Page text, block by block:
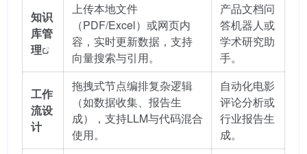
知识
库管
理
上传本地文件
（PDF/Excel）或网页内
容，实时更新数据，支持
向量搜索与引用。
产品文档问
答机器人或
学术研究助
手。
工作
流设
计
拖拽式节点编排复杂逻辑
（如数据收集、报告生
成），支持LLM与代码混合
使用。
自动化电影
评论分析或
行业报告生
成。